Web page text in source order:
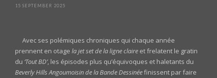
15 SEPTEMBER 2025
Avec ses polémiques chroniques qui chaque année
prennent en otagela jet set de la ligne claire et frelatent le gratin
du ‘Tout BD’, les épisodes plus qu’équivoques et haletants du
Beverly Hills Angoumoisin de la Bande Dessinéefinissent par faire